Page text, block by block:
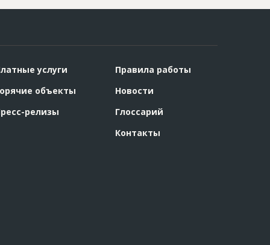
услуги
объекты
релизы
Правила работы
Новости
Глоссарий
Контакты